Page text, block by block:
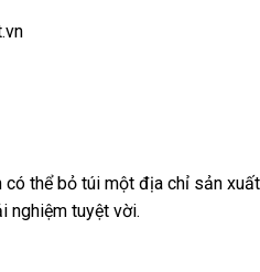
thể bỏ túi một địa chỉ sản
nghiệm tuyệt vời.